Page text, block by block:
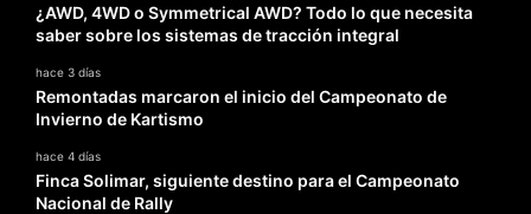
¿AWD, 4WD o Symmetrical AWD? Todo lo que necesita
saber sobre los sistemas de tracción integral
hace 3 días
Remontadas marcaron el inicio del Campeonato de
Invierno de Kartismo
hace 4 días
Finca Solimar, siguiente destino para el Campeonato
Nacional de Rally